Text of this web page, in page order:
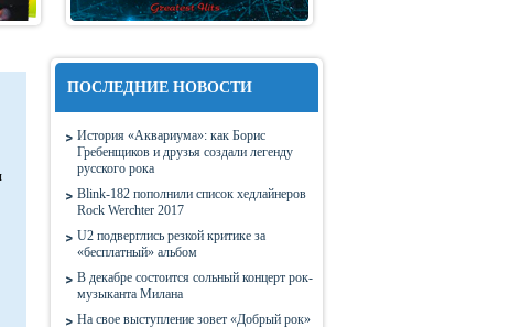
ПОСЛЕДНИЕ НОВОСТИ
История «Аквариума»: как Борис
Гребенщиков и друзья создали легенду
русского рока
Blink-182 пополнили список хедлайнеров
Rock Werchter 2017
U2 подверглись резкой критике за
«бесплатный» альбом
В декабре состоится сольный концерт рок-
музыканта Милана
На свое выступление зовет «Добрый рок»